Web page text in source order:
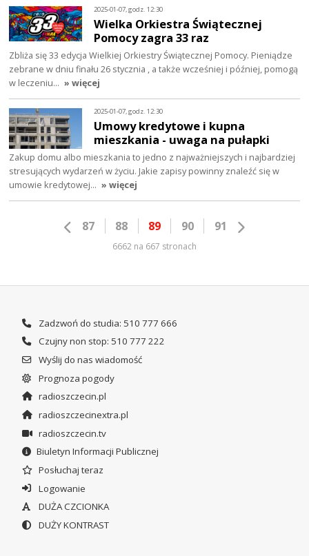
2025-01-07, godz. 12:30
Wielka Orkiestra Świątecznej
Pomocy zagra 33 raz
Zbliża się 33 edycja Wielkiej Orkiestry Świątecznej Pomocy. Pieniądze
zebrane w dniu finału 26 stycznia , a także wcześniej i później, pomogą
w leczeniu… » więcej
2025-01-07, godz. 12:30
Umowy kredytowe i kupna
mieszkania - uwaga na pułapki
Zakup domu albo mieszkania to jedno z najważniejszych i najbardziej
stresujących wydarzeń w życiu. Jakie zapisy powinny znaleźć się w
umowie kredytowej… » więcej
87 88 89 90 91
6662 na 667 stronach
Zadzwoń do studia: 510 777 666
Czujny non stop: 510 777 222
Wyślij do nas wiadomość
Prognoza pogody
radioszczecin.pl
radioszczecinextra.pl
radioszczecin.tv
Biuletyn Informacji Publicznej
Posłuchaj teraz
Logowanie
DUŻA CZCIONKA
DUŻY KONTRAST